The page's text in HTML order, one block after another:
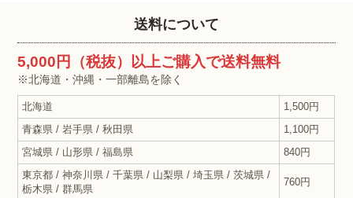
送料について
5,000円（税抜）以上ご購入で送料無料
※北海道・沖縄・一部離島を除く
北海道
1,500円
青森県 / 岩手県 / 秋田県
1,100円
宮城県 / 山形県 / 福島県
840円
東京都 / 神奈川県 / 千葉県 / 山梨県 / 埼玉県 / 茨城県 /
栃木県 / 群馬県
760円